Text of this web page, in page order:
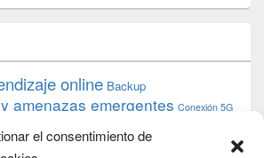
el consentimiento de
online Backup
amenazas emergentes Conexión 5G
desarrollo web
iphone